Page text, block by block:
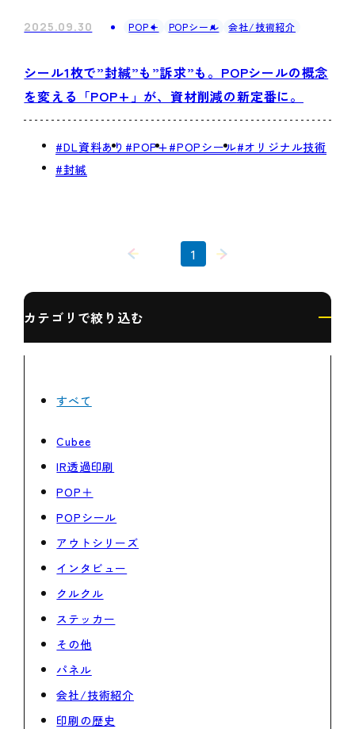
カテゴリで絞り込む
すべて
Cubee
IR透過印刷
POP＋
POPシール
アウトシリーズ
インタビュー
クルクル
ステッカー
その他
パネル
会社/技術紹介
印刷の歴史
2025.09.30 POP＋ POPシール 会社/技術紹介
シール1枚で”封緘”も”訴求”も。POPシールの概念
を変える「POP+」が、資材削減の新定番に。
#DL資料あり #POP+#POPシール#オリジナル技術
#封緘
1